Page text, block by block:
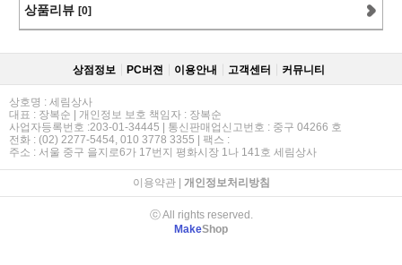
상품리뷰 [0]
상점정보 PC버젼 이용안내 고객센터 커뮤니티
상호명 : 세림상사
대표 : 장복순 | 개인정보 보호 책임자 : 장복순
사업자등록번호 :203-01-34445 | 통신판매업신고번호 : 중구 04266 호
전화 : (02) 2277-5454, 010 3778 3355 | 팩스 :
주소 : 서울 중구 을지로6가 17번지 평화시장 1나 141호 세림상사
이용약관| 개인정보처리방침
ⓒ All rights reserved.
MakeShop